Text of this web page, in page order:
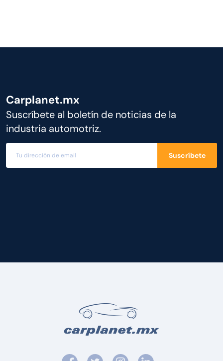
Carplanet.mx
Suscríbete al boletín de noticias de la
industria automotriz.
Suscríbete